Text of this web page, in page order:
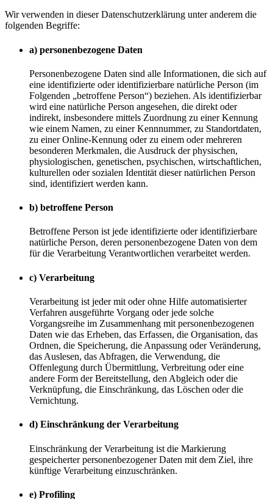
Wir verwenden in dieser Datenschutzerklärung unter anderem die
folgenden Begriffe:
a) personenbezogene Daten
Personenbezogene Daten sind alle Informationen, die sich auf
eine identifizierte oder identifizierbare natürliche Person (im
Folgenden „betroffene Person“) beziehen. Als identifizierbar
wird eine natürliche Person angesehen, die direkt oder
indirekt, insbesondere mittels Zuordnung zu einer Kennung
wie einem Namen, zu einer Kennnummer, zu Standortdaten,
zu einer Online-Kennung oder zu einem oder mehreren
besonderen Merkmalen, die Ausdruck der physischen,
physiologischen, genetischen, psychischen, wirtschaftlichen,
kulturellen oder sozialen Identität dieser natürlichen Person
sind, identifiziert werden kann.
b) betroffene Person
Betroffene Person ist jede identifizierte oder identifizierbare
natürliche Person, deren personenbezogene Daten von dem
für die Verarbeitung Verantwortlichen verarbeitet werden.
c) Verarbeitung
Verarbeitung ist jeder mit oder ohne Hilfe automatisierter
Verfahren ausgeführte Vorgang oder jede solche
Vorgangsreihe im Zusammenhang mit personenbezogenen
Daten wie das Erheben, das Erfassen, die Organisation, das
Ordnen, die Speicherung, die Anpassung oder Veränderung,
das Auslesen, das Abfragen, die Verwendung, die
Offenlegung durch Übermittlung, Verbreitung oder eine
andere Form der Bereitstellung, den Abgleich oder die
Verknüpfung, die Einschränkung, das Löschen oder die
Vernichtung.
d) Einschränkung der Verarbeitung
Einschränkung der Verarbeitung ist die Markierung
gespeicherter personenbezogener Daten mit dem Ziel, ihre
künftige Verarbeitung einzuschränken.
e) Profiling